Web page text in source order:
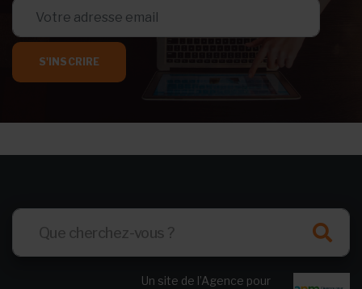
S'INSCRIRE
Un site de l’Agence pour